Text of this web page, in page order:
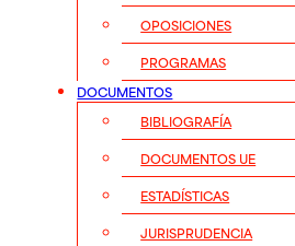
OPOSICIONES
PROGRAMAS
DOCUMENTOS
BIBLIOGRAFÍA
DOCUMENTOS UE
ESTADÍSTICAS
JURISPRUDENCIA